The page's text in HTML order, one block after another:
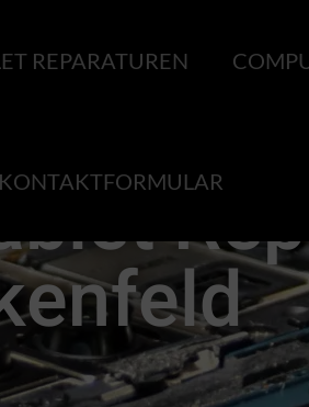
REPARATUREN
KONTAKTFORMULAR